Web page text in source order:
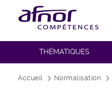
THÉMATIQUES
Fil d'Ariane
Accueil Normalisation